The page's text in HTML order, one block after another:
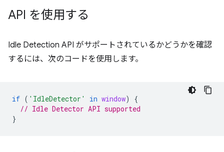
API を使用する
Idle Detection API がサポートされているかどうかを確認
するには、次のコードを使用します。
if ( 'IdleDetector' in window)
{
// Idle Detector API supported
}